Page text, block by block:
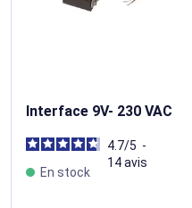
Interface 9V- 230 VAC
4.7/5 -
14avis
En stock